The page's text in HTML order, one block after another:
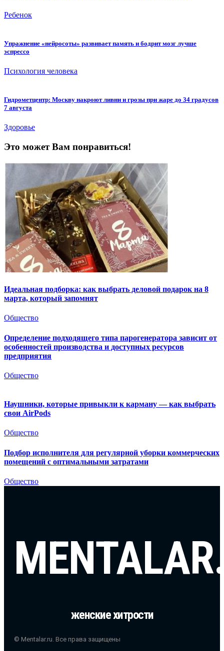
Ребенок
Упражнение «нейросоты» развивает память и бодрит мозг лучше
эспрессо
Психология человека
Гидрометцентр: Москву накроют ливни и грозы при жаре до 34 градусов
7 августа
Здоровье
Это может Вам понравиться!
Идеальная подборка: как выбрать деловой подарок на 8
марта, который запомнят
Общество
Определение подходящего типа парогенератора зависит от
особенностей производства и доступных ресурсов
предприятия
Общество
Наушники, которые привыкли к карману — как выбрать
свои AirPods
Общество
Подбор исполнителя для регулярной уборки коммерческих
помещений с оптимальными затратами
Общество
женские хитрости
© Mentalar.ru. Все права защищены